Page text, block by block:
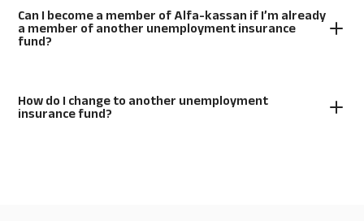
Can I become a member of Alfa-kassan if I’m already
a member of another unemployment insurance
fund?
How do I change to another unemployment
insurance fund?